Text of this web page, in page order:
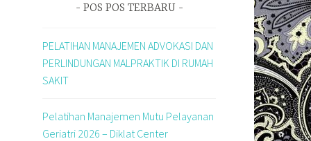
POS POS TERBARU
PELATIHAN MANAJEMEN ADVOKASI DAN
PERLINDUNGAN MALPRAKTIK DI RUMAH
SAKIT
Pelatihan Manajemen Mutu Pelayanan
Geriatri 2026 – Diklat Center